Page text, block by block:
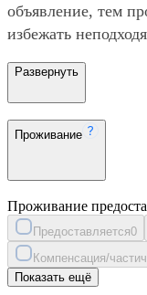
объявление, тем
избежать
Развернуть
Проживание
Проживание
Предоставляется0
Компенсация/
Показать ещё